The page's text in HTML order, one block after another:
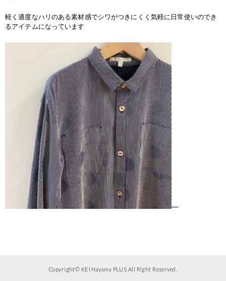
軽く適度なハリのある素材感でシワがつきにくく気軽に日常使いのでき
るアイテムになっています
Copyright© KEI Hayama PLUS All Right Reserved.